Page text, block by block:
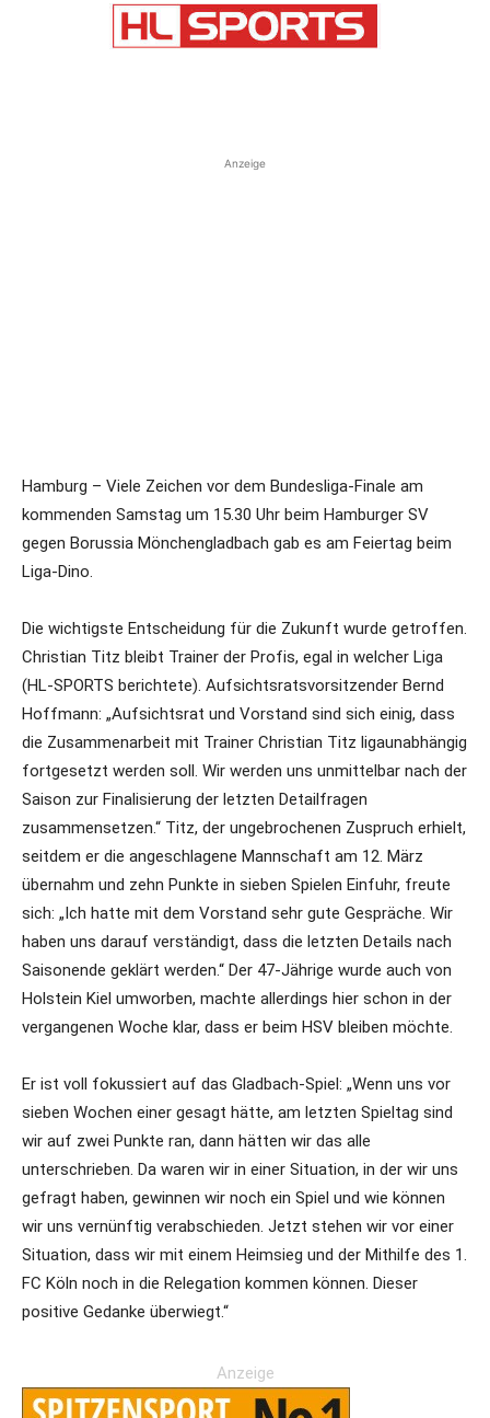
Anzeige
Hamburg – Viele Zeichen vor dem Bundesliga-Finale am
kommenden Samstag um 15.30 Uhr beim Hamburger SV
gegen Borussia Mönchengladbach gab es am Feiertag beim
Liga-Dino.
Die wichtigste Entscheidung für die Zukunft wurde getroffen.
Christian Titz bleibt Trainer der Profis, egal in welcher Liga
(HL-SPORTS berichtete). Aufsichtsratsvorsitzender Bernd
Hoffmann: „Aufsichtsrat und Vorstand sind sich einig, dass
die Zusammenarbeit mit Trainer Christian Titz ligaunabhängig
fortgesetzt werden soll. Wir werden uns unmittelbar nach der
Saison zur Finalisierung der letzten Detailfragen
zusammensetzen.“ Titz, der ungebrochenen Zuspruch erhielt,
seitdem er die angeschlagene Mannschaft am 12. März
übernahm und zehn Punkte in sieben Spielen Einfuhr, freute
sich: „Ich hatte mit dem Vorstand sehr gute Gespräche. Wir
haben uns darauf verständigt, dass die letzten Details nach
Saisonende geklärt werden.“ Der 47-Jährige wurde auch von
Holstein Kiel umworben, machte allerdings hier schon in der
vergangenen Woche klar, dass er beim HSV bleiben möchte.
Er ist voll fokussiert auf das Gladbach-Spiel: „Wenn uns vor
sieben Wochen einer gesagt hätte, am letzten Spieltag sind
wir auf zwei Punkte ran, dann hätten wir das alle
unterschrieben. Da waren wir in einer Situation, in der wir uns
gefragt haben, gewinnen wir noch ein Spiel und wie können
wir uns vernünftig verabschieden. Jetzt stehen wir vor einer
Situation, dass wir mit einem Heimsieg und der Mithilfe des 1.
FC Köln noch in die Relegation kommen können. Dieser
positive Gedanke überwiegt.“
Anzeige